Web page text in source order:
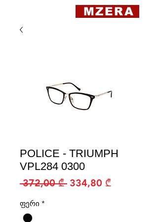
MZERA
POLICE - TRIUMPH
VPL284 0300
372,00 ₾ Regular
334,80 ₾Sale
ფერი *